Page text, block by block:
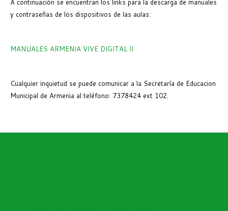
A continuación se encuentran los links para la descarga de manuales
y contraseñas de los dispositivos de las aulas:
MANUALES ARMENIA VIVE DIGITAL II
Cualquier inquietud se puede comunicar a la Secretaría de Educacion
Municipal de Armenia al teléfono: 7378424 ext 102.